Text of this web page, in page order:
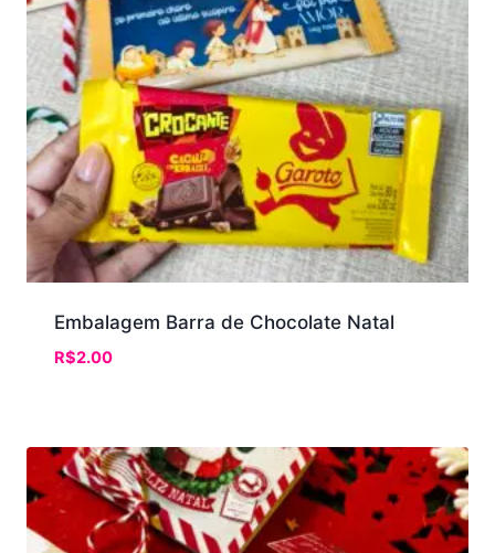
Embalagem Barra de Chocolate Natal
R$2.00